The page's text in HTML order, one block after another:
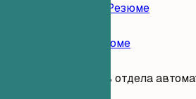
Конструктор Резюме
Примеры Резюме
Руководитель отдела